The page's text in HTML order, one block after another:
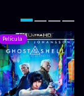
Película